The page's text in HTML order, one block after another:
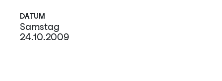
DATUM
Samstag
24.10.2009